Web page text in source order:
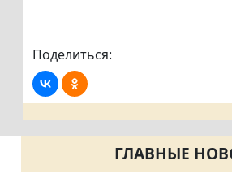
Поделиться:
ГЛАВНЫЕ